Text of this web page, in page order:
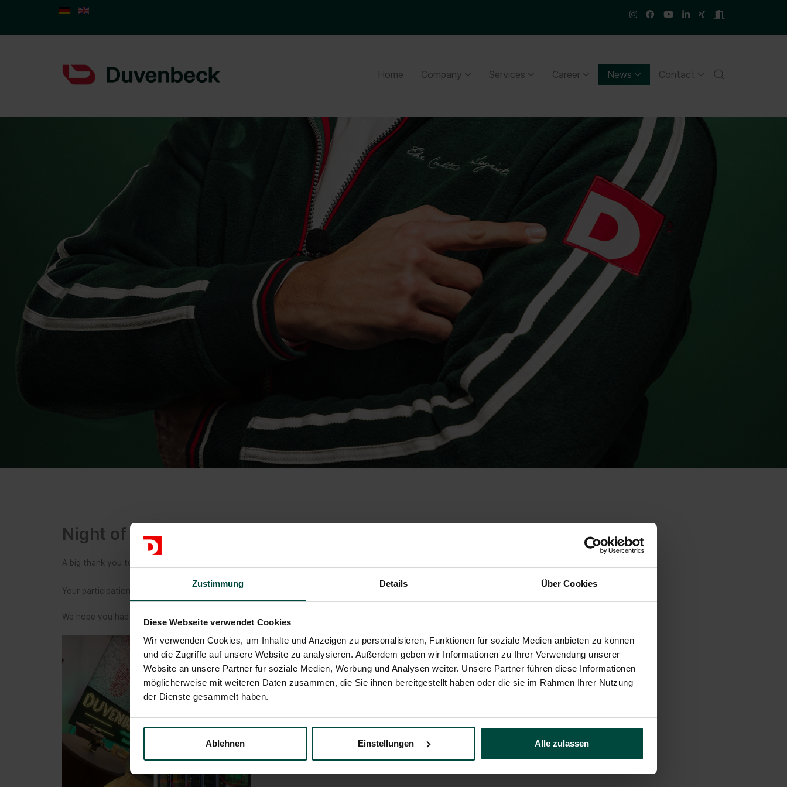
Zustimmung Details Über Cookies
Diese Webseite verwendet Cookies
Wir verwenden Cookies, um Inhalte und Anzeigen zu personalisieren, Funktionen für soziale Medien anbieten zu können
und die Zugriffe auf unsere Website zu analysieren. Außerdem geben wir Informationen zu Ihrer Verwendung unserer
Website an unsere Partner für soziale Medien, Werbung und Analysen weiter. Unsere Partner führen diese Informationen
möglicherweise mit weiteren Daten zusammen, die Sie ihnen bereitgestellt haben oder die sie im Rahmen Ihrer Nutzung
der Dienste gesammelt haben.
Ablehnen Einstellungen Alle zulassen
Select your language
Home Company Services Career News Contact
Night of training
A big thank you to everyone who visited us and the "Night of Training" yesterday!
Your participation made the event a complete success. Special thanks go to our team, who were there with a lot of commitment and expertise!
We hope you had as much fun as we did and were able to gain interesting insights into our company!